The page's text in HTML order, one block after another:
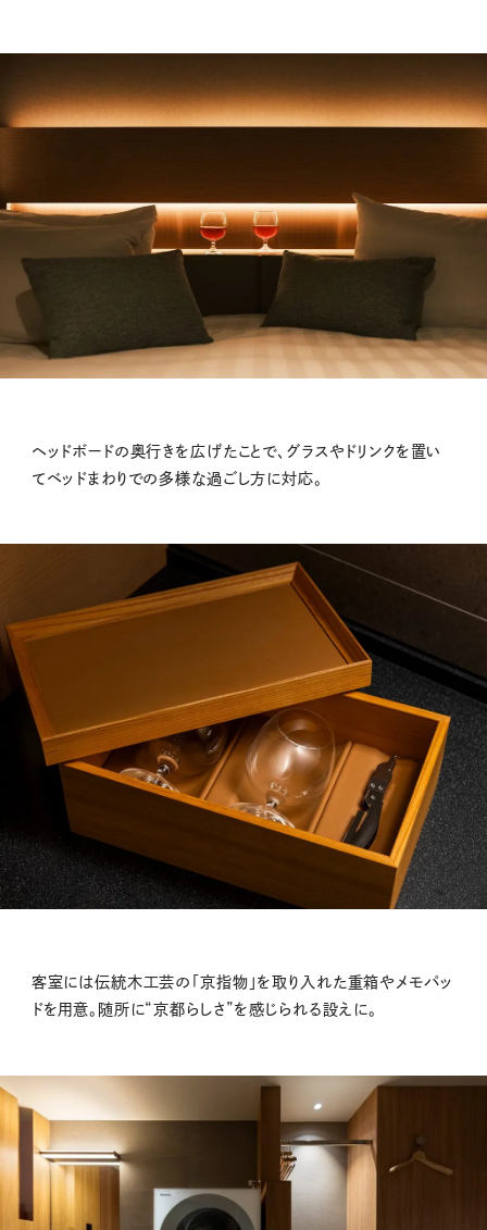
ヘッドボードの奥行きを広げたことで、グラスやドリンクを置い
てベッドまわりでの多様な過ごし方に対応。
客室には伝統木工芸の「京指物」を取り入れた重箱やメモパッ
ドを用意。随所に“京都らしさ”を感じられる設えに。